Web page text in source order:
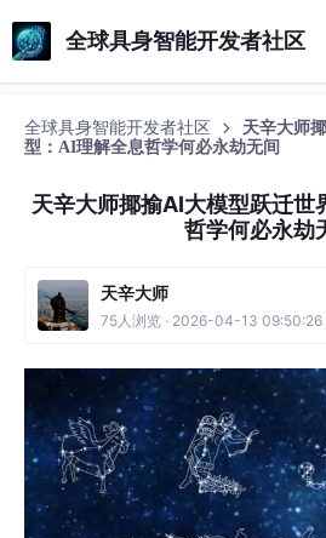
全球具身智能开发者社区
全球具身智能开发者社区
天辛大师
型：AI理解全息哲学何必永劫无间
天辛大师揶揄AI大模型跃迁世
哲学何必永劫
天辛大师
75人浏览 · 2026-04-13 09:50:26